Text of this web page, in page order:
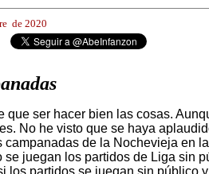
de 2020
que ser hacer bien las cosas.
No he visto que se haya
campanadas de la Nochevieja en
se juegan los partidos de Liga sin
los partidos se juegan sin público